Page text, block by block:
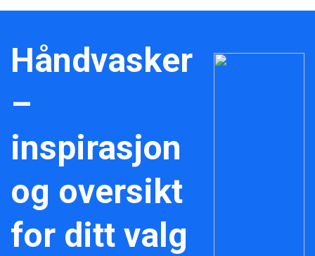
Håndvasker
–
inspirasjon
og oversikt
for ditt valg